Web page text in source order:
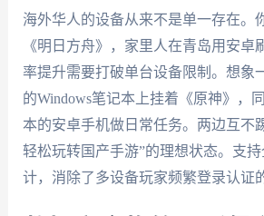
海外华人的设备从来不是单一存在。
《明日方舟》，家里人在青岛用安卓
率提升需要打破单台设备限制。想象
的Windows笔记本上挂着《原神》，
本的安卓手机做日常任务。两边互不
轻松玩转国产手游”的理想状态。支
计，消除了多设备玩家频繁登录认证